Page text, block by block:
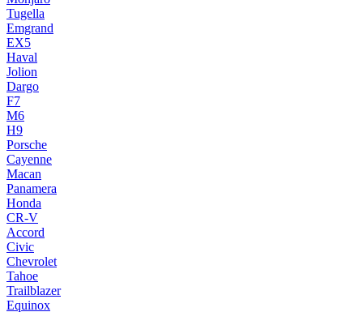
Tugella
Emgrand
EX5
Haval
Jolion
Dargo
F7
M6
H9
Porsche
Cayenne
Macan
Panamera
Honda
CR-V
Accord
Civic
Chevrolet
Tahoe
Trailblazer
Equinox